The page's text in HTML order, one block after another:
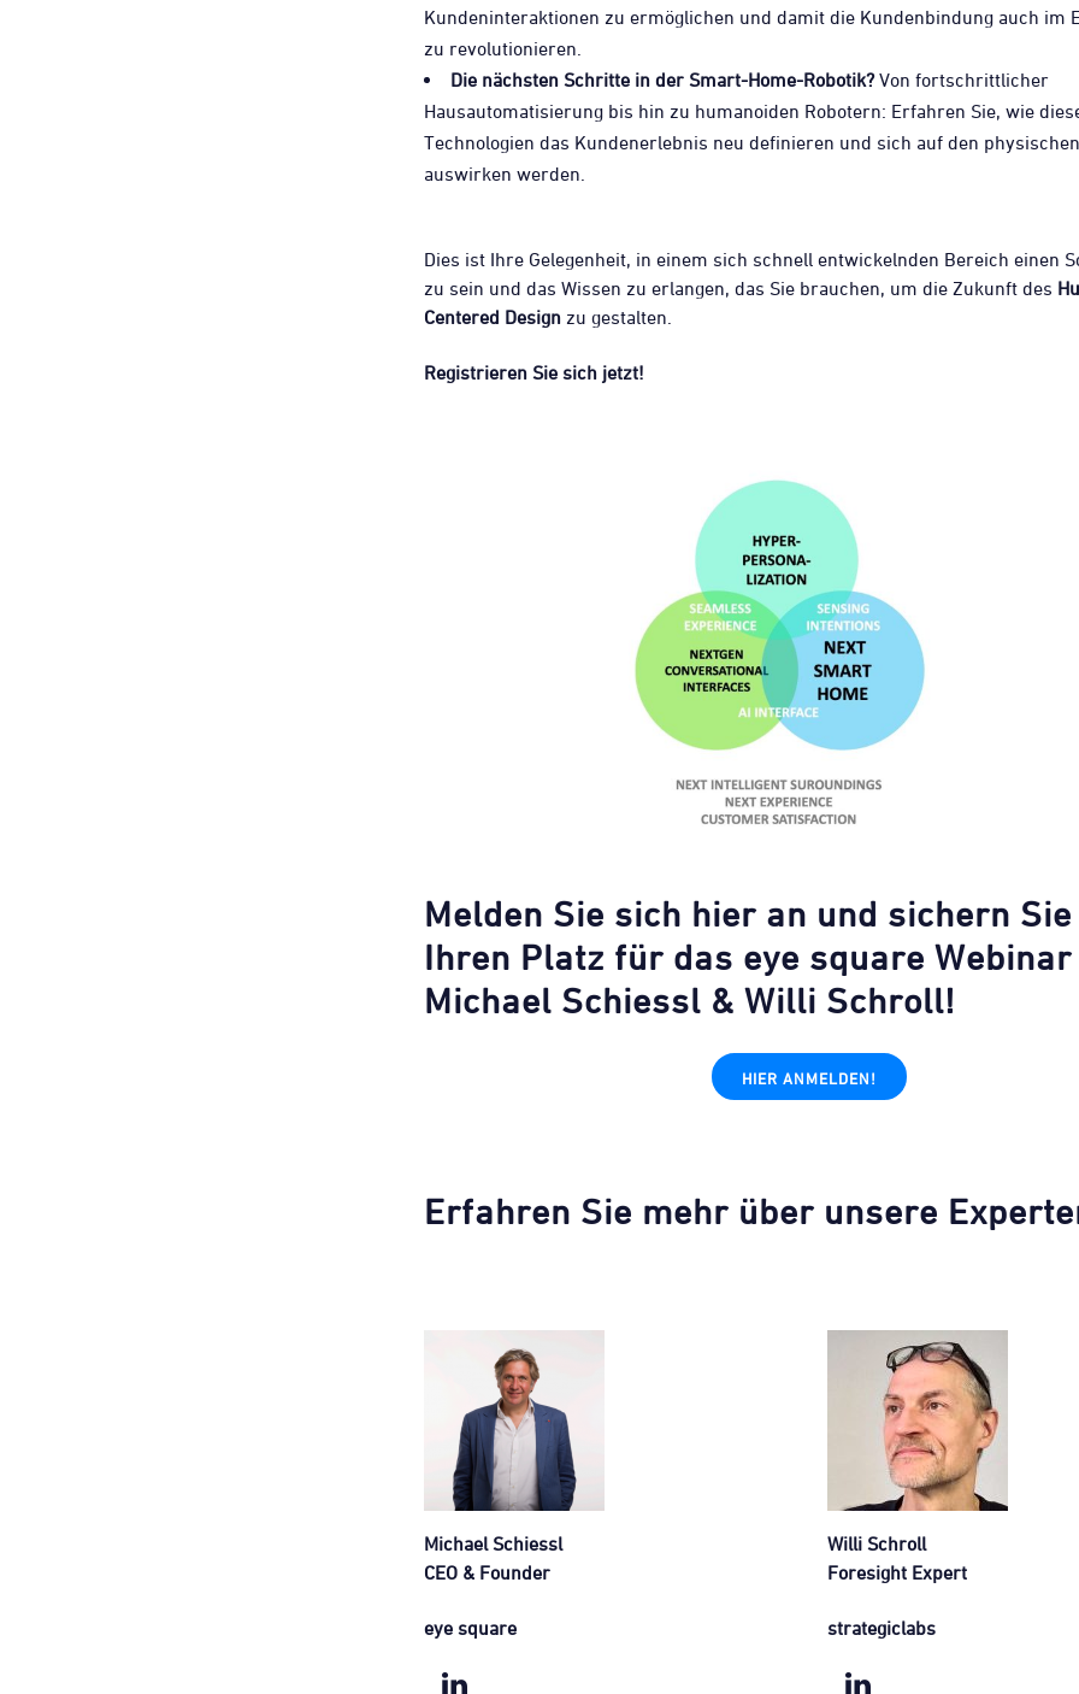
Kundeninteraktionen zu ermöglichen und damit die Kundenbindung auch im
zu revolutionieren.
Die nächsten Schritte in der Smart-Home-Robotik?Von fortschrittlicher
Hausautomatisierung bis hin zu humanoiden Robotern: Erfahren Sie, wie
Technologien das Kundenerlebnis neu definieren und sich auf den
auswirken werden.
Dies ist Ihre Gelegenheit, in einem sich schnell entwickelnden Bereich einen
zu sein und das Wissen zu erlangen, das Sie brauchen, um die Zukunft des
Centered Design zu gestalten.
Registrieren Sie sich jetzt!
Melden Sie sich hier an und sichern
Ihren Platz für das eye square
Michael Schiessl & Willi Schroll!
HIER ANMELDEN!
Erfahren Sie mehr über unsere
Michael Schiessl
CEO & Founder
eye square
Willi Schroll
Foresight Expert
strategiclabs